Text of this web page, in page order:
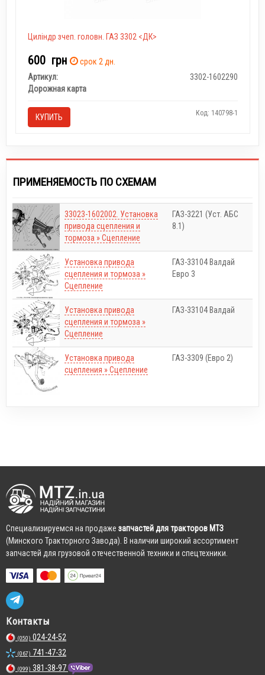
Циліндр зчеп. головн. ГАЗ 3302 <ДК>
600 грн
срок 2 дн.
Артикул:
3302-1602290
Дорожная карта
КУПИТЬ Код: 140798-1
ПРИМЕНЯЕМОСТЬ ПО СХЕМАМ
33023-1602002. Установка
привода сцепления и
тормоза » Сцепление
ГАЗ-3221 (Уст. АБС
8.1)
Установка привода
сцепления и тормоза »
Сцепление
ГАЗ-33104 Валдай
Евро 3
Установка привода
сцепления и тормоза »
Сцепление
ГАЗ-33104 Валдай
Установка привода
сцепления » Сцепление
ГАЗ-3309 (Евро 2)
Cпециализируемся на продаже запчастей для тракторов МТЗ
(Минского Тракторного Завода). В наличии широкий ассортимент
запчастей для грузовой отечественной техники и спецтехники.
Контакты
(050) 024-24-52
(067) 741-47-32
(099) 381-38-97